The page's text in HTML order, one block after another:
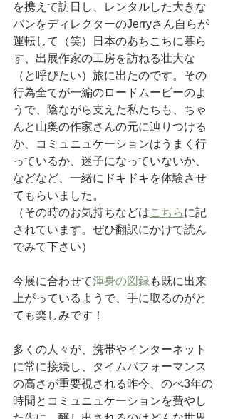
を携えて訪日し、レンタルした大きな
バンをディレクターのJerryさん自らが
運転して（笑）日本のあちこちに暮ら
す、出展作家の工房を訪ねる壮大な
（と呼びたい）旅に出たのです。その
行為全てが一編のロードムービーのよ
うで、陰ながら支えた私たちも、ちゃ
んと山奥の作家さんの元に辿りつける
か、コミュニュケーションはうまく行
っているか、迷子になっていないか、
などなど、一緒にドキドキを体験させ
てもらいました。
（その時のお気持ちなどはこちらに記
されています。ぜひ翻訳にかけて読ん
でみて下さい）
今展に合わせて渾身の図録も既に出来
上がっているようで、手に取るのがと
ても楽しみです！
多くの人々が、携帯やインターネット
に常に接続し、タイムパフォーマンス
の高さが重要視される昨今、のべ3年の
時間とコミュニュケーションを費やし